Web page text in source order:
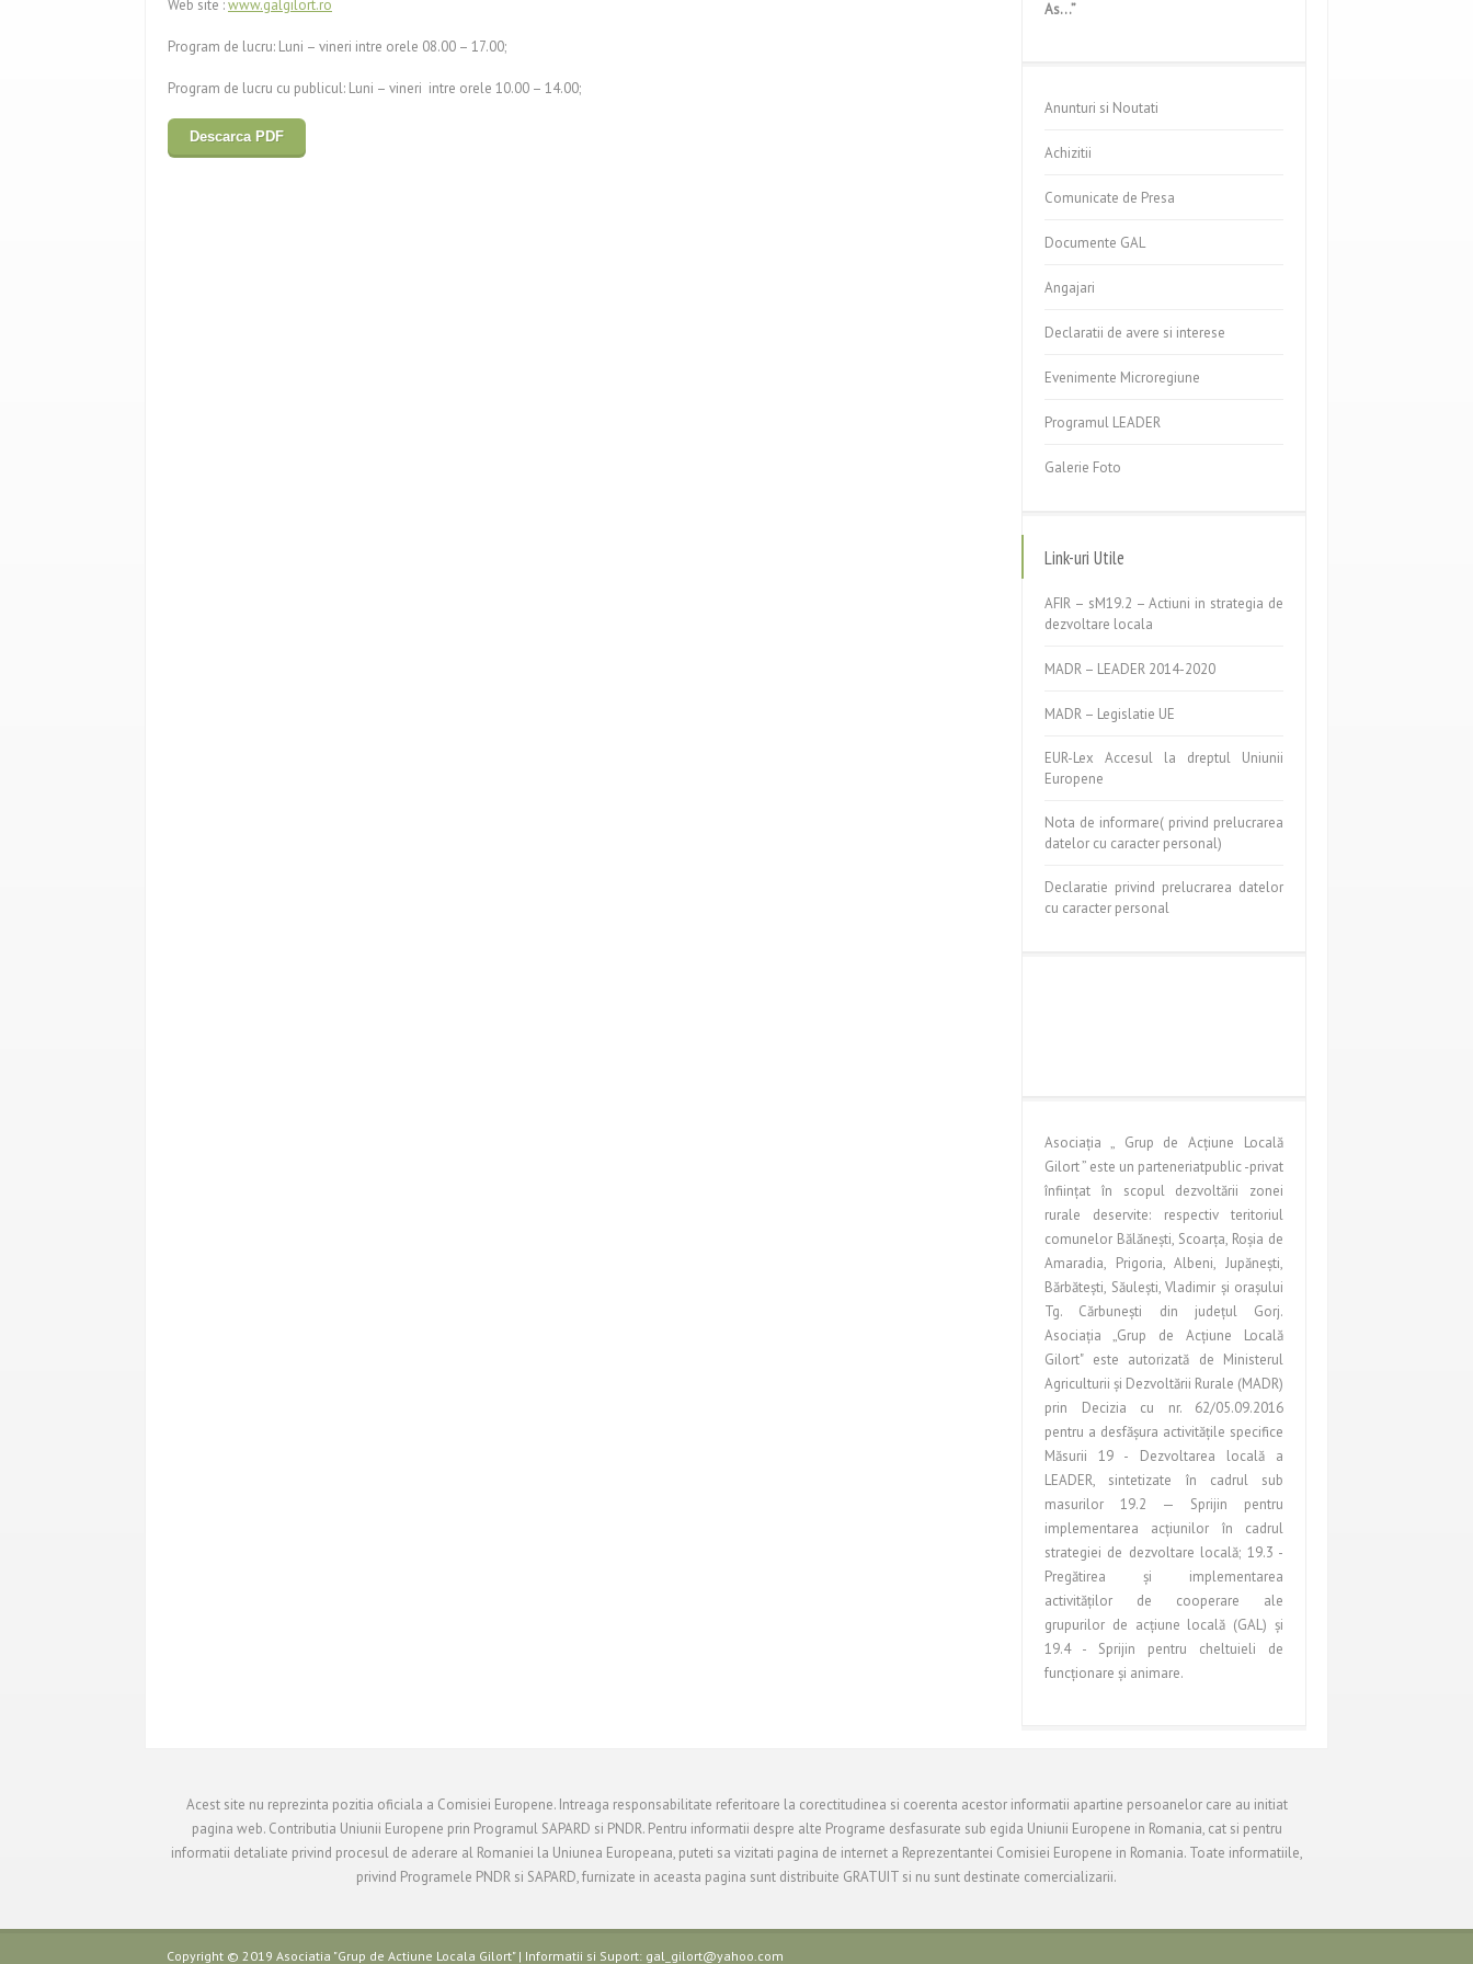
Web site :www.galgilort.ro
Program de lucru: Luni – vineri intre orele 08.00 – 17.00;
Program de lucru cu publicul: Luni – vineri intre orele 10.00 – 14.00;
Descarca PDF
As…”
Anunturi si Noutati
Achizitii
Comunicate de Presa
Documente GAL
Angajari
Declaratii de avere si interese
Evenimente Microregiune
Programul LEADER
Galerie Foto
Link-uri Utile
AFIR – sM19.2 – Actiuni in strategia de
dezvoltare locala
MADR – LEADER 2014-2020
MADR – Legislatie UE
EUR-Lex Accesul la dreptul Uniunii
Europene
Nota de informare( privind prelucrarea
datelor cu caracter personal)
Declaratie privind prelucrarea datelor
cu caracter personal
Asociaţia „ Grup de Acţiune Locală
Gilort ” este un parteneriatpublic -privat
înfiinţat în scopul dezvoltării zonei
rurale deservite: respectiv teritoriul
comunelor Bălăneşti, Scoarţa, Roşia de
Amaradia, Prigoria, Albeni, Jupăneşti,
Bărbăteşti, Săuleşti, Vladimir şi oraşului
Tg. Cărbuneşti din judeţul Gorj.
Asociaţia „Grup de Acţiune Locală
Gilort" este autorizată de Ministerul
Agriculturii şi Dezvoltării Rurale (MADR)
prin Decizia cu nr. 62/05.09.2016
pentru a desfăşura activităţile specifice
Măsurii 19 - Dezvoltarea locală a
LEADER, sintetizate în cadrul sub
masurilor 19.2 — Sprijin pentru
implementarea acţiunilor în cadrul
strategiei de dezvoltare locală; 19.3 -
Pregătirea şi implementarea
activităţilor de cooperare ale
grupurilor de acţiune locală (GAL) şi
19.4 - Sprijin pentru cheltuieli de
funcţionare şi animare.
Acest site nu reprezinta pozitia oficiala a Comisiei Europene. Intreaga responsabilitate referitoare la corectitudinea si coerenta acestor informatii apartine persoanelor care au initiat
pagina web. Contributia Uniunii Europene prin Programul SAPARD si PNDR. Pentru informatii despre alte Programe desfasurate sub egida Uniunii Europene in Romania, cat si pentru
informatii detaliate privind procesul de aderare al Romaniei la Uniunea Europeana, puteti sa vizitati pagina de internet a Reprezentantei Comisiei Europene in Romania. Toate informatiile,
privind Programele PNDR si SAPARD, furnizate in aceasta pagina sunt distribuite GRATUIT si nu sunt destinate comercializarii.
Copyright © 2019 Asociatia "Grup de Actiune Locala Gilort" | Informatii si Suport: gal_gilort@yahoo.com